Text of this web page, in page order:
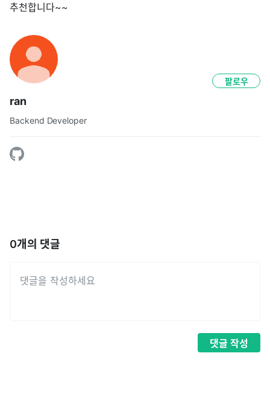
추천합니다~~
ran
Backend Developer
팔로우
0개의 댓글
댓글 작성